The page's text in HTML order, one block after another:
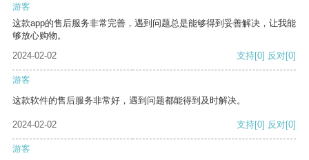
游客
这款app的售后服务非常完善，遇到问题总是能够得到妥善解决，让我能
够放心购物。
2024-02-02
支持[0] 反对[0]
游客
这款软件的售后服务非常好，遇到问题都能得到及时解决。
2024-02-02 支持[0] 反对[0]
游客